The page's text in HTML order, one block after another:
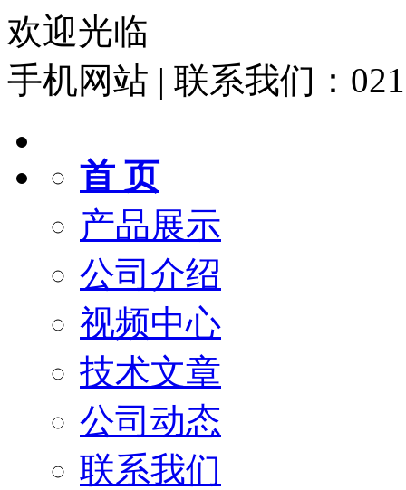
欢迎光临
手机网站 | 联系我们：
首 页
产品展示
公司介绍
视频中心
技术文章
公司动态
联系我们